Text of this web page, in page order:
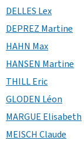
DELLES Lex
DEPREZ Martine
HAHN Max
HANSEN Martine
THILL Eric
GLODEN Léon
MARGUE Elisabeth
MEISCH Claude